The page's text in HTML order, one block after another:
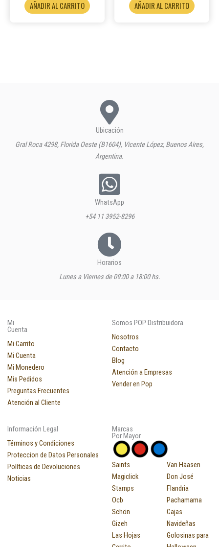
AÑADIR AL CARRITO AÑADIR AL CARRITO
Ubicación
Gral Roca 4298, Florida Oeste (B1604), Vicente López, Buenos Aires,
Argentina.
WhatsApp
+54 11 3952-8296
Horarios
Lunes a Viernes de 09:00 a 18:00 hs.
Mi
Cuenta
Mi Carrito
Mi Cuenta
Mi Monedero
Mis Pedidos
Preguntas Frecuentes
Atención al Cliente
Somos POP Distribuidora
Nosotros
Contacto
Blog
Atención a Empresas
Vender en Pop
Información Legal
Términos y Condiciones
Proteccion de Datos Personales
Políticas de Devoluciones
Noticias
Marcas
Por Mayor
Saints
Magiclick
Stamps
Ocb
Schön
Gizeh
Las Hojas
Van Häasen
Don José
Flandria
Pachamama
Cajas
Navideñas
Golosinas para